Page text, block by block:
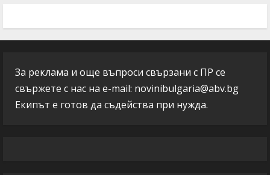
За реклама и още въпроси свързани с ПР се
свържете с нас на e-mail: novinibulgaria@abv.bg
Екипът е готов да съдейства при нужда.